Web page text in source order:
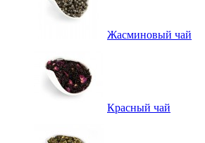
Жасминовый чай
Красный чай